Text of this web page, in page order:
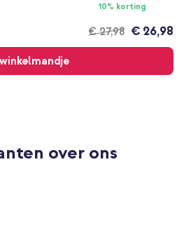
10% korting
€ 27,98 € 26,98
over ons